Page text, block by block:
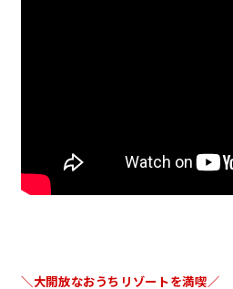
＼大開放なおうちリゾートを満喫／